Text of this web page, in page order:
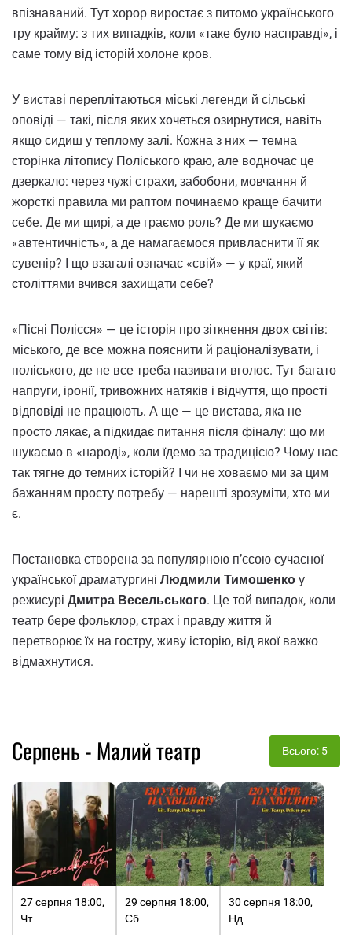
впізнаваний. Тут хорор виростає з питомо українського
тру крайму: з тих випадків, коли «таке було насправді», і
саме тому від історій холоне кров.
У виставі переплітаються міські легенди й сільські
оповіді — такі, після яких хочеться озирнутися, навіть
якщо сидиш у теплому залі. Кожна з них — темна
сторінка літопису Поліського краю, але водночас це
дзеркало: через чужі страхи, забобони, мовчання й
жорсткі правила ми раптом починаємо краще бачити
себе. Де ми щирі, а де граємо роль? Де ми шукаємо
«автентичність», а де намагаємося привласнити її як
сувенір? І що взагалі означає «свій» — у краї, який
століттями вчився захищати себе?
«Пісні Полісся» — це історія про зіткнення двох світів:
міського, де все можна пояснити й раціоналізувати, і
поліського, де не все треба називати вголос. Тут багато
напруги, іронії, тривожних натяків і відчуття, що прості
відповіді не працюють. А ще — це вистава, яка не
просто лякає, а підкидає питання після фіналу: що ми
шукаємо в «народі», коли їдемо за традицією? Чому нас
так тягне до темних історій? І чи не ховаємо ми за цим
бажанням просту потребу — нарешті зрозуміти, хто ми
є.
Постановка створена за популярною п’єсою сучасної
української драматургині Людмили Тимошенко у
режисурі Дмитра Весельського. Це той випадок, коли
театр бере фольклор, страх і правду життя й
перетворює їх на гостру, живу історію, від якої важко
відмахнутися.
Серпень - Малий театр Всього: 5
27 серпня 18:00,
Чт
29 серпня 18:00,
Сб
30 серпня 18:00,
Нд